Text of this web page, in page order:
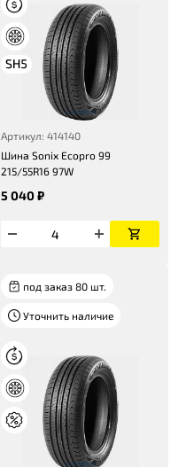
Артикул: 414140
Шина Sonix Ecopro 99
215/55R16 97W
5 040 ₽
под заказ 80 шт.
Уточнить наличие